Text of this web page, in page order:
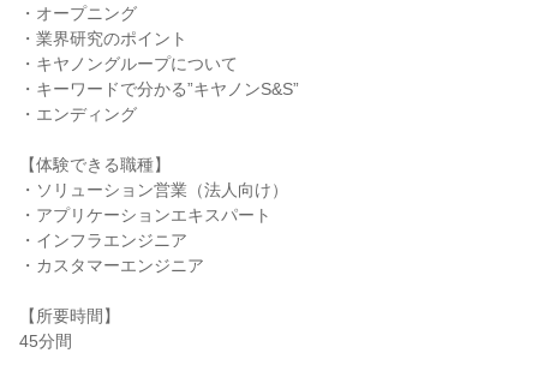
・オープニング
・業界研究のポイント
・キヤノングループについて
・キーワードで分かる”キヤノンS&S”
・エンディング
【体験できる職種】
・ソリューション営業（法人向け）
・アプリケーションエキスパート
・インフラエンジニア
・カスタマーエンジニア
【所要時間】
45分間